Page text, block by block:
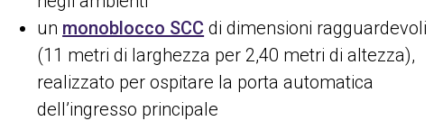
un monoblocco SCC di dimensioni ragguardevoli
(11 metri di larghezza per 2,40 metri di altezza),
realizzato per ospitare la porta automatica
dell’ingresso principale